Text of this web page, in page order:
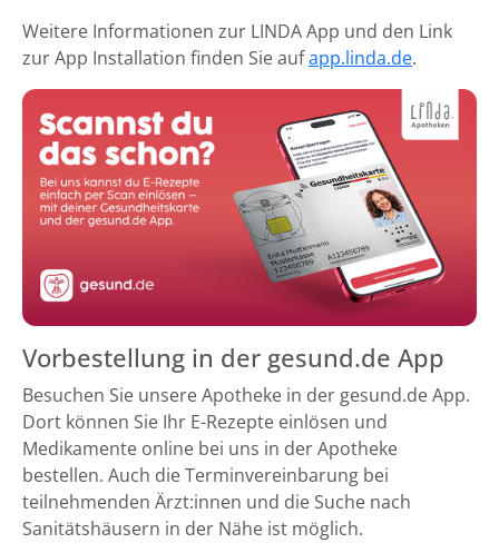
Weitere Informationen zur LINDA App und den Link
zur App Installation finden Sie aufapp.linda.de.
Vorbestellung in der gesund.de App
Besuchen Sie unsere Apotheke in der gesund.de App.
Dort können Sie Ihr E-Rezepte einlösen und
Medikamente online bei uns in der Apotheke
bestellen. Auch die Terminvereinbarung bei
teilnehmenden Ärzt:innen und die Suche nach
Sanitätshäusern in der Nähe ist möglich.